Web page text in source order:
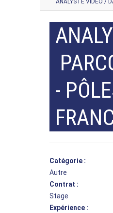
ANALYSTE VIDEO /
-
Catégorie :
Autre
Contrat :
Stage
Expérience :